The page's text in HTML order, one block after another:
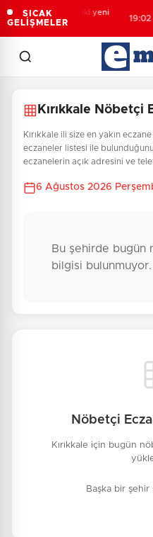
SICAK
GELİŞMELER
Yakıt barcı filosuna iki yeni
gemi
19:02
Kırıkkale Nöbetçi
Kırıkkale ili size en yakın
eczaneler listesi ile
eczanelerin açık adresini ve
6 Ağustos 2026
Bu şehirde bugün
bilgisi bulunmuyor.
Nöbetçi
Kırıkkale için bugün
Başka bir